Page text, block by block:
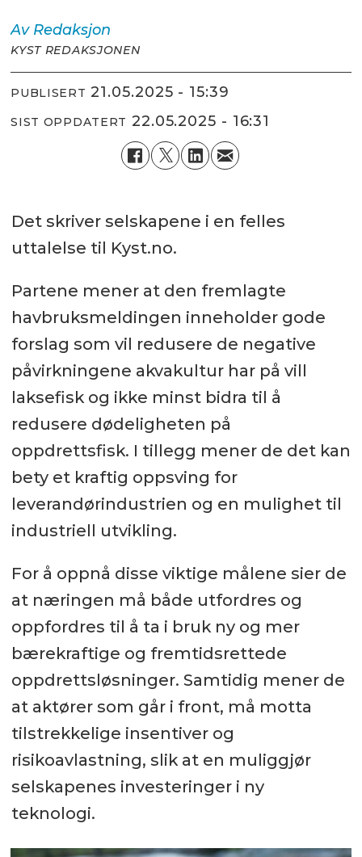
Av Redaksjon
KYST REDAKSJONEN
PUBLISERT 21.05.2025 - 15:39
SIST OPPDATERT 22.05.2025 - 16:31
Det skriver selskapene i en felles
uttalelse til Kyst.no.
Partene mener at den fremlagte
havbruksmeldingen inneholder gode
forslag som vil redusere de negative
påvirkningene akvakultur har på vill
laksefisk og ikke minst bidra til å
redusere dødeligheten på
oppdrettsfisk. I tillegg mener de det kan
bety et kraftig oppsving for
leverandørindustrien og en mulighet til
industriell utvikling.
For å oppnå disse viktige målene sier de
at næringen må både utfordres og
oppfordres til å ta i bruk ny og mer
bærekraftige og fremtidsrettede
oppdrettsløsninger. Samtidig mener de
at aktører som går i front, må motta
tilstrekkelige insentiver og
risikoavlastning, slik at en muliggjør
selskapenes investeringer i ny
teknologi.